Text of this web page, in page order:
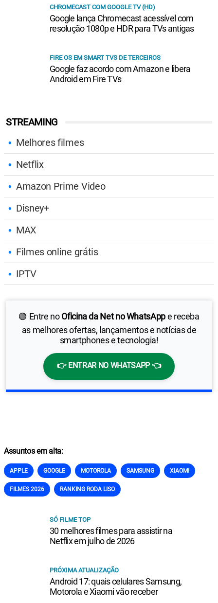
STREAMING
Melhores filmes
Netflix
Amazon Prime Video
Disney+
MAX
Filmes online grátis
IPTV
🟢 Entre noOficina da Net no WhatsAppe receba
as melhores ofertas, lançamentos e notícias de
smartphones e tecnologia!
👉 ENTRAR NO WHATSAPP 👈
CHROMECAST COM GOOGLE TV (HD)
Google lança Chromecast acessível com
resolução 1080p e HDR para TVs antigas
FIRE OS EM SMART TVS DE TERCEIROS
Google faz acordo com Amazon e libera
Android em Fire TVs
Assuntos em alta:
APPLE GOOGLE MOTOROLA SAMSUNG XIAOMI
FILMES 2026 RANKING RODA LISO
SÓ FILME TOP
30 melhores filmes para assistir na
Netflix em julho de 2026
PRÓXIMA ATUALIZAÇÃO
Android 17: quais celulares Samsung,
Motorola e Xiaomi vão receber